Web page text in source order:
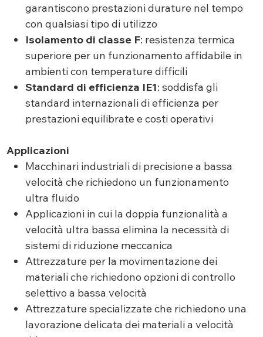
garantiscono prestazioni durature nel tempo
con qualsiasi tipo di utilizzo
Isolamento di classe F: resistenza termica
superiore per un funzionamento affidabile in
ambienti con temperature difficili
Standard di efficienza IE1: soddisfa gli
standard internazionali di efficienza per
prestazioni equilibrate e costi operativi
Applicazioni
Macchinari industriali di precisione a bassa
velocità che richiedono un funzionamento
ultra fluido
Applicazioni in cui la doppia funzionalità a
velocità ultra bassa elimina la necessità di
sistemi di riduzione meccanica
Attrezzature per la movimentazione dei
materiali che richiedono opzioni di controllo
selettivo a bassa velocità
Attrezzature specializzate che richiedono una
lavorazione delicata dei materiali a velocità